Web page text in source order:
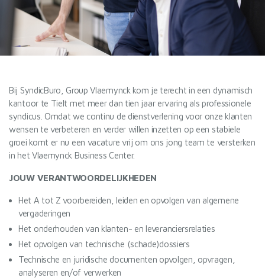
Bij SyndicBuro, Group Vlaemynck kom je terecht in een dynamisch
kantoor te Tielt met meer dan tien jaar ervaring als professionele
syndicus. Omdat we continu de dienstverlening voor onze klanten
wensen te verbeteren en verder willen inzetten op een stabiele
groei komt er nu een vacature vrij om ons jong team te versterken
in het Vlaemynck Business Center.
JOUW VERANTWOORDELIJKHEDEN
Het A tot Z voorbereiden, leiden en opvolgen van algemene
vergaderingen
Het onderhouden van klanten- en leveranciersrelaties
Het opvolgen van technische (schade)dossiers
Technische en juridische documenten opvolgen, opvragen,
analyseren en/of verwerken